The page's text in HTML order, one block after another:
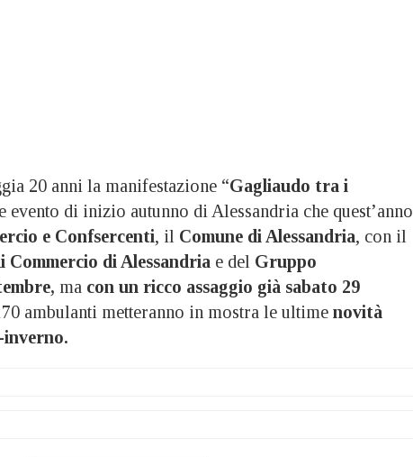
20 anni la manifestazione “Gagliaudo tra i
di inizio autunno di Alessandria che quest’anno
e Confsercenti, il Comune di Alessandria, con il
Commercio di Alessandria e del Gruppo
ma con un ricco assaggio già sabato 29
ambulanti metteranno in mostra le ultime novità
inverno.